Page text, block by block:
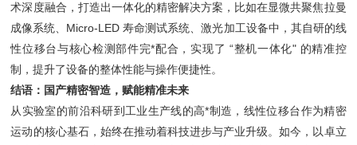
术深度融合，打造出一体化的精密解决方案，比如在显微共聚焦拉曼
成像系统、Micro-LED 寿命测试系统、激光加工设备中，其自研的线
性位移台与核心检测部件完*配合，实现了 “整机一体化" 的精准控
制，提升了设备的整体性能与操作便捷性。
结语：国产精密智造，赋能精准未来
从实验室的前沿科研到工业生产线的高*制造，线性位移台作为精密
运动的核心基石，始终在推动着科技进步与产业升级。如今，以卓立